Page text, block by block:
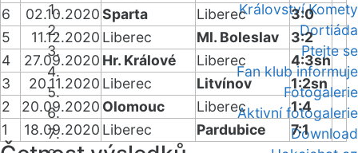
Království Komety
Dortiáda
Ptejte se
Fan klub informuje
Fotogalerie
Aktivní fotogalerie
Download
6
02.10.2020Sparta Liberec
3:0
5
11.12.2020 Liberec Ml. Boleslav
3:2
4
27.09.2020 Hr. Králové Liberec
4:3sn
3
20.11.2020 Liberec Litvínov
1:2sn
2
20.09.2020 Olomouc Liberec
1:4
1
18.09.2020 Liberec Pardubice 7:1